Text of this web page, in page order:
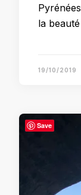
la
19/10/2019
Save